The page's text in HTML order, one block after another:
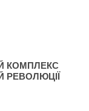
КОМПЛЕКС
РЕВОЛЮЦІЇ